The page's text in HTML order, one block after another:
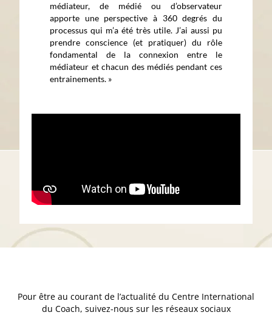
médiateur, de médié ou d’observateur
apporte une perspective à 360 degrés du
processus qui m’a été très utile. J’ai aussi pu
prendre conscience (et pratiquer) du rôle
fondamental de la connexion entre le
médiateur et chacun des médiés pendant ces
entrainements. »
Pour être au courant de l’actualité du Centre International
du Coach, suivez-nous sur les réseaux sociaux